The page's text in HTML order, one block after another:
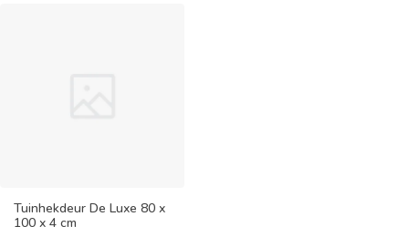
Tuinhekdeur De Luxe 80 x
100 x 4 cm